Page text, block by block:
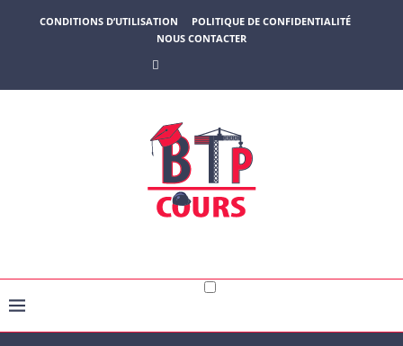
CONDITIONS D’UTILISATION
POLITIQUE DE CONFIDENTIALITÉ
NOUS CONTACTER